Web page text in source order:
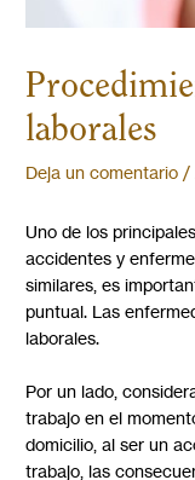
laborales
Deja un comentario /
Uno de los
accidentes y
similares, es
puntual. Las
laborales.
Por un lado,
trabajo en el
domicilio, al ser un
trabajo, las